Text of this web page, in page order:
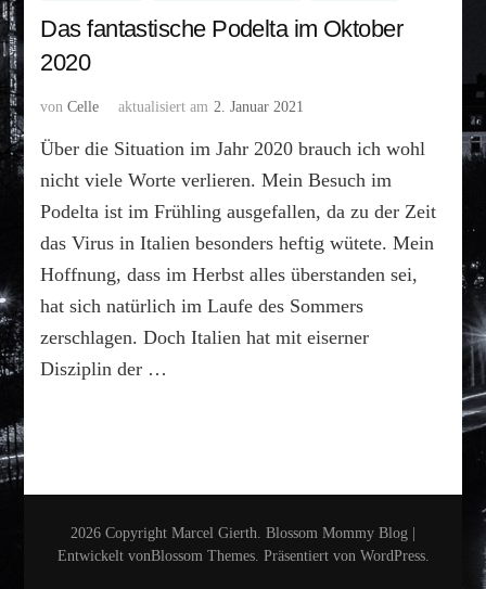
Das fantastische Podelta im Oktober
2020
vonCelle aktualisiert am 2. Januar 2021
Über die Situation im Jahr 2020 brauch ich wohl
nicht viele Worte verlieren. Mein Besuch im
Podelta ist im Frühling ausgefallen, da zu der Zeit
das Virus in Italien besonders heftig wütete. Mein
Hoffnung, dass im Herbst alles überstanden sei,
hat sich natürlich im Laufe des Sommers
zerschlagen. Doch Italien hat mit eiserner
Disziplin der …
2026 Copyright Marcel Gierth. Blossom Mommy Blog |
Entwickelt vonBlossom Themes. Präsentiert von WordPress.